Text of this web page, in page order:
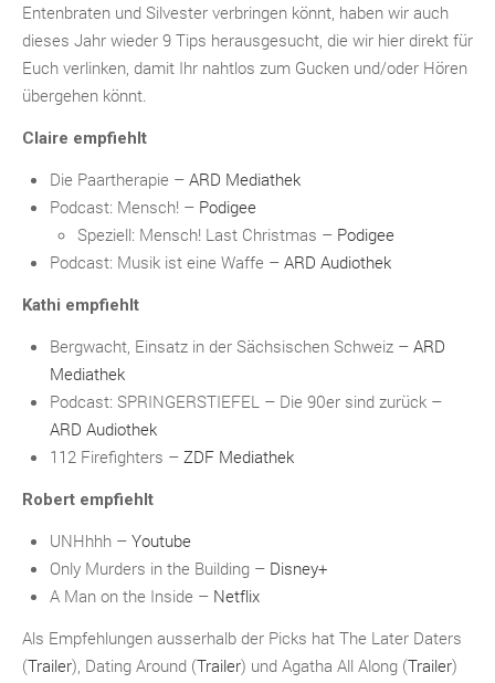
Entenbraten und Silvester verbringen könnt, haben wir auch
dieses Jahr wieder 9 Tips herausgesucht, die wir hier direkt für
Euch verlinken, damit Ihr nahtlos zum Gucken und/oder Hören
übergehen könnt.
Claire empfiehlt
Die Paartherapie – ARD Mediathek
Podcast: Mensch! – Podigee
Speziell: Mensch! Last Christmas – Podigee
Podcast: Musik ist eine Waffe – ARD Audiothek
Kathi empfiehlt
Bergwacht, Einsatz in der Sächsischen Schweiz – ARD
Mediathek
Podcast: SPRINGERSTIEFEL – Die 90er sind zurück –
ARD Audiothek
112 Firefighters – ZDF Mediathek
Robert empfiehlt
UNHhhh – Youtube
Only Murders in the Building – Disney+
A Man on the Inside – Netflix
Als Empfehlungen ausserhalb der Picks hat The Later Daters
(Trailer), Dating Around (Trailer) und Agatha All Along (Trailer)